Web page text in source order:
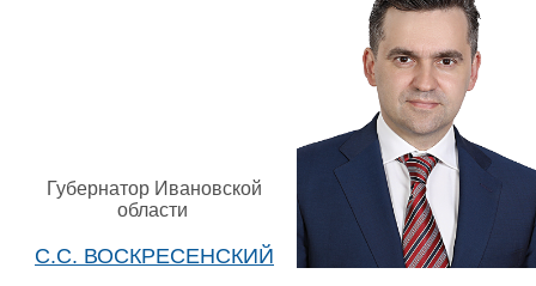
Губернатор Ивановской
области
С.С. ВОСКРЕСЕНСКИЙ